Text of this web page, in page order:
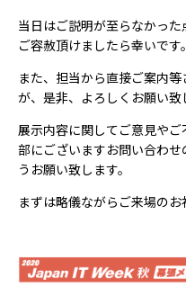
当日はご説明が至らなかった
ご容赦頂けましたら幸いです。
また、担当から直接ご案内
が、是非、よろしくお願い致
展示内容に関してご意見や
部にございますお問い合わせ
うお願い致します。
まずは略儀ながらご来場のお